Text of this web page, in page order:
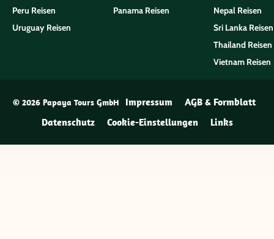
Peru Reisen
Uruguay Reisen
Panama Reisen
Nepal Reisen
Sri Lanka Reisen
Thailand Reisen
Vietnam Reisen
© 2026 Papaya Tours GmbH Impressum
AGB & Formblatt
Datenschutz
Cookie-Einstellungen Links